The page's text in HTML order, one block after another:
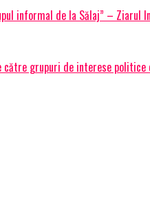
informal de la Sălaj” – Ziarul
grupuri de interese